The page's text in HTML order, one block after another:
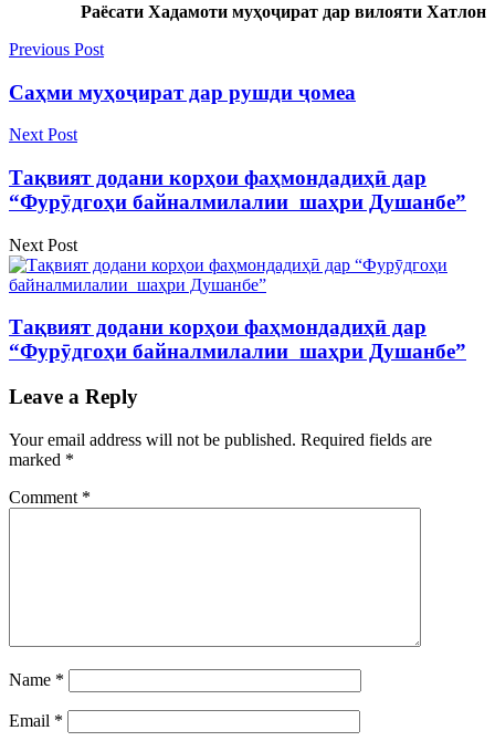
Раёсати Хадамоти муҳоҷират дар вилояти Хатлон
Previous Post
Саҳми муҳоҷират дар рушди ҷомеа
Next Post
Тақвият додани корҳои фаҳмондадиҳӣ дар
“Фурӯдгоҳи байналмилалии шаҳри Душанбе”
Next Post
Тақвият додани корҳои фаҳмондадиҳӣ дар
“Фурӯдгоҳи байналмилалии шаҳри Душанбе”
Leave a Reply
Your email address will not be published. Required fields are
marked *
Comment *
Name *
Email *